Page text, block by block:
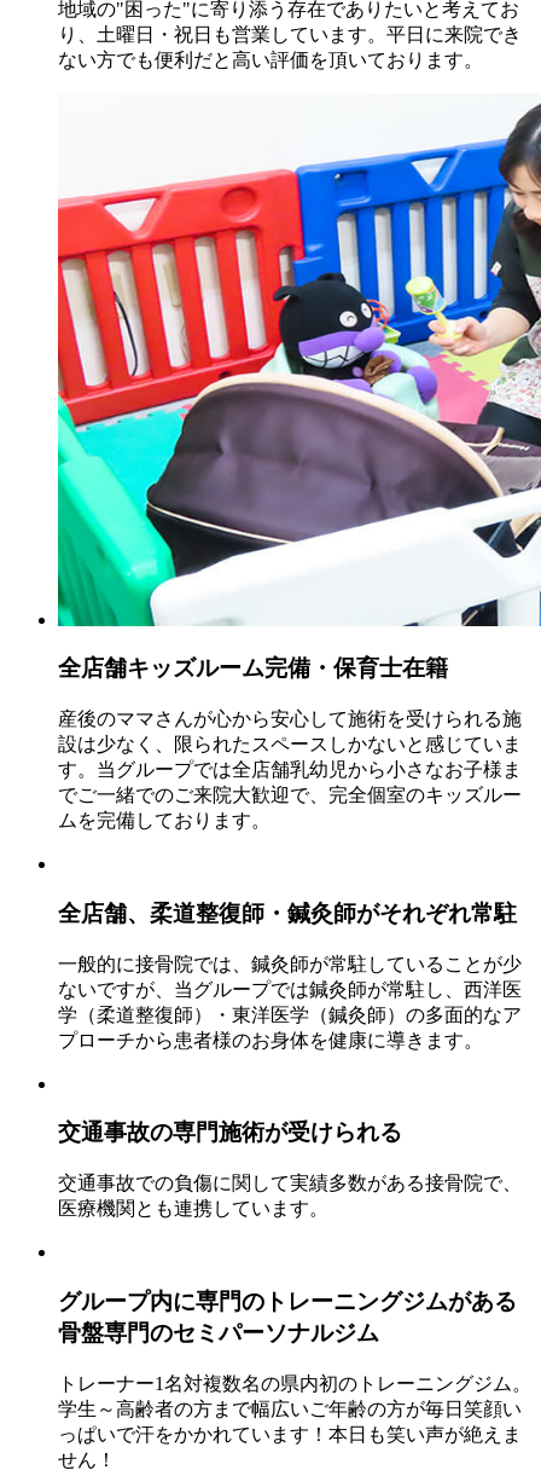
地域の"困った"に寄り添う存在でありたいと考えてお
り、土曜日・祝日も営業しています。平日に来院でき
ない方でも便利だと高い評価を頂いております。
全店舗キッズルーム完備・保育士在籍
産後のママさんが心から安心して施術を受けられる施
設は少なく、限られたスペースしかないと感じていま
す。当グループでは全店舗乳幼児から小さなお子様ま
でご一緒でのご来院大歓迎で、完全個室のキッズルー
ムを完備しております。
全店舗、 柔道整復師・鍼灸師がそれぞれ常駐
一般的に接骨院では、鍼灸師が常駐していることが少
ないですが、当グループでは鍼灸師が常駐し、西洋医
学（柔道整復師）・東洋医学（鍼灸師）の多面的なア
プローチから患者様のお身体を健康に導きます。
交通事故の専門施術が受けられる
交通事故での負傷に関して実績多数がある接骨院で、
医療機関とも連携しています。
グループ内に専門のトレーニングジムがある
骨盤専門のセミパーソナルジム
トレーナー1名対複数名の県内初のトレーニングジム。
学生～高齢者の方まで幅広いご年齢の方が毎日笑顔い
っぱいで汗をかかれています！本日も笑い声が絶えま
せん！